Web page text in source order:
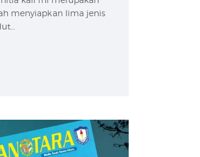
menyiapkan lima jenis